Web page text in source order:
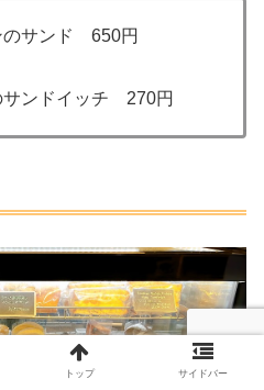
のサンド 650円
サンドイッチ 270円
トップ サイドバー